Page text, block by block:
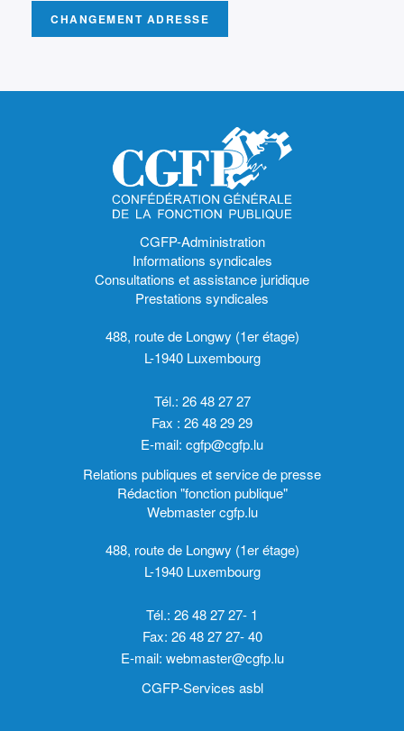
CHANGEMENT ADRESSE
CGFP-Administration
Informations syndicales
Consultations et assistance juridique
Prestations syndicales
488, route de Longwy (1er étage)
L-1940 Luxembourg
Tél.: 26 48 27 27
Fax : 26 48 29 29
E-mail: cgfp@cgfp.lu
Relations publiques et service de presse
Rédaction "fonction publique"
Webmaster cgfp.lu
488, route de Longwy (1er étage)
L-1940 Luxembourg
Tél.: 26 48 27 27- 1
Fax: 26 48 27 27- 40
E-mail: webmaster@cgfp.lu
CGFP-Services asbl